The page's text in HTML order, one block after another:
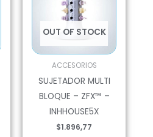
OUT OF STOCK
ACCESORIOS
SUJETADOR MULTI
BLOQUE – ZFX™ –
INHHOUSE5X
$1.896,77